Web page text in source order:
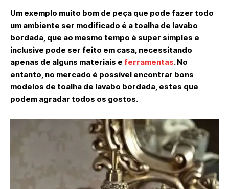
Um exemplo muito bom de peça que pode fazer todo
um ambiente ser modificado é a toalha de lavabo
bordada, que ao mesmo tempo é super simples e
inclusive pode ser feito em casa, necessitando
apenas de alguns materiais e ferramentas. No
entanto, no mercado é possível encontrar bons
modelos de toalha de lavabo bordada, estes que
podem agradar todos os gostos.